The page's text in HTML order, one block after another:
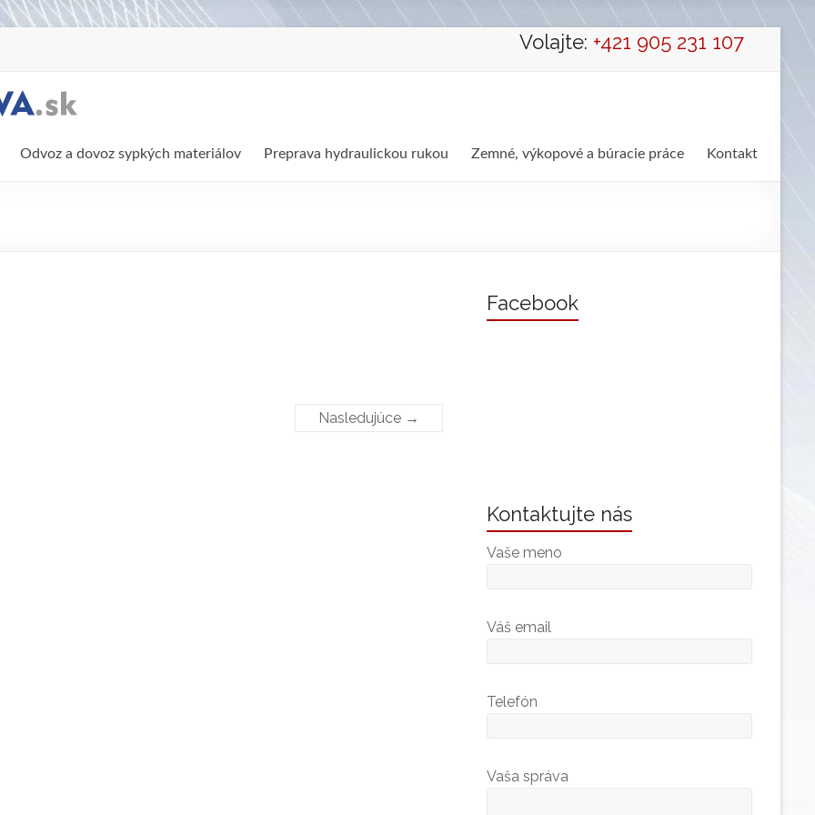
Volajte: +421 905 231 107
Odvoz a dovoz sypkých materiálov Preprava hydraulickou rukou Zemné, výkopové a búracie práce Kontakt
Nasledujúce →
Facebook
Kontaktujte nás
Vaše meno
Váš email
Telefón
Vaša správa